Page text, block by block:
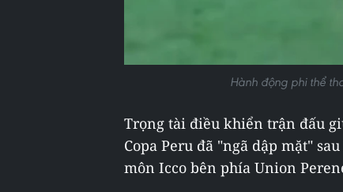
Hành động phi thể
Trọng tài điều khiển trận đấu
Copa Peru đã "ngã dập mặt"
môn Icco bên phía Union